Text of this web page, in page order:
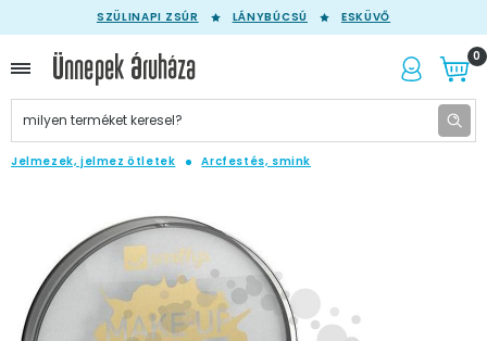
SZÜLINAPI ZSÚR LÁNYBÚCSÚ ESKÜVŐ
0
Jelmezek, jelmez ötletek Arcfestés, smink